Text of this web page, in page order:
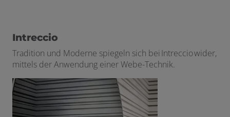
Intreccio
Tradition und Moderne spiegeln sich bei Intreccio wider,
mittels der Anwendung einer Webe-Technik.